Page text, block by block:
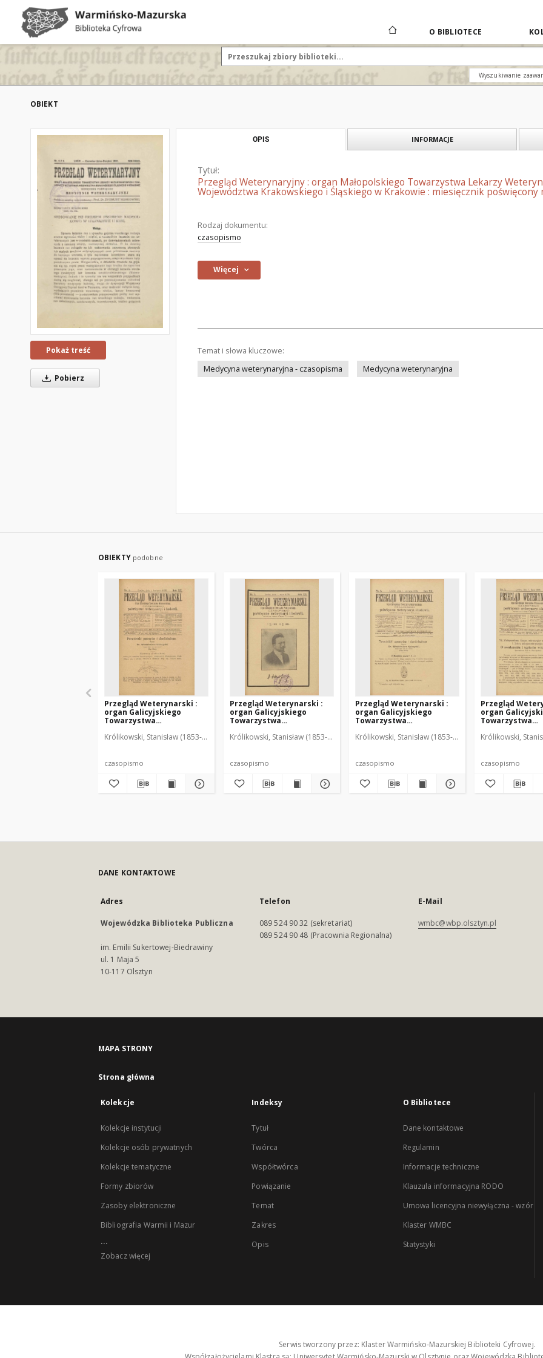
O BIBLIOTECE
Wyszukiwanie
OBIEKT
Pokaż treść
Pobierz
OPIS INFORMACJE
Tytuł:
Przegląd Weterynaryjny : organ Małopolskiego Towarzystwa Lekarzy
Województwa Krakowskiego i Śląskiego w Krakowie : miesięcznik
Rodzaj dokumentu:
czasopismo
Więcej
Temat i słowa kluczowe:
Medycyna weterynaryjna - czasopisma
Medycyna weterynaryjna
OBIEKTY podobne
Przegląd Weterynarski :
organ Galicyjskiego
Towarzystwa
czasopismo poświęcone
Królikowski, Stanisław (1853-1924). Red.
czasopismo
Przegląd Weterynarski :
organ Galicyjskiego
Towarzystwa
czasopismo poświęcone
Królikowski, Stanisław (1853-1924). Red.
czasopismo
Przegląd Weterynarski :
organ Galicyjskiego
Towarzystwa
czasopismo poświęcone
Królikowski, Stanisław (1853-1924). Red.
czasopismo
Przegląd
organ
Towarzystwa
czasopismo
Królikowski,
czasopismo
DANE KONTAKTOWE
Adres
Wojewódzka Biblioteka Publiczna
im. Emilii Sukertowej-Biedrawiny
ul. 1 Maja 5
10-117 Olsztyn
Telefon
089 524 90 32 (sekretariat)
089 524 90 48 (Pracownia Regionalna)
E-Mail
wmbc@wbp.olsztyn.pl
MAPA STRONY
Strona główna
Kolekcje
Kolekcje instytucji
Kolekcje osób prywatnych
Kolekcje tematyczne
Formy zbiorów
Zasoby elektroniczne
Bibliografia Warmii i Mazur
...
Zobacz więcej
Indeksy
Tytuł
Twórca
Współtwórca
Powiązanie
Temat
Zakres
Opis
O Bibliotece
Dane kontaktowe
Regulamin
Informacje techniczne
Klauzula informacyjna RODO
Umowa licencyjna niewyłączna - wzór
Klaster WMBC
Statystyki
Serwis tworzony przez: Klaster Warmińsko-Mazurskiej Biblioteki Cyfrowej.